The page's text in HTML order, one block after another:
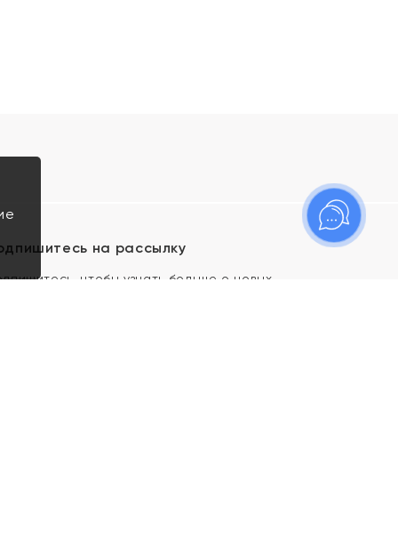
на рассылку
чтобы узнать больше о новых